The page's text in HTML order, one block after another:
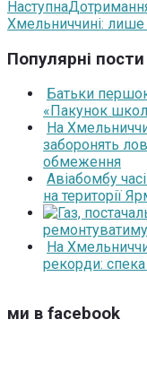
Наступна
Хмельниччині:
Популярні пости
Батьки
«Пакунок
На
заборонять
обмеження
Авіабомбу
на території
На
рекорди: спека
ми в facebook